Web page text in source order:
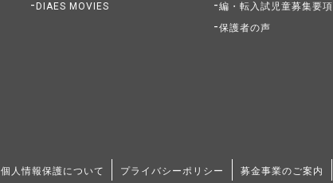
DIAES MOVIES
編・転入試児童募集要項
保護者の声
個人情報保護について プライバシーポリシー 募金事業のご案内